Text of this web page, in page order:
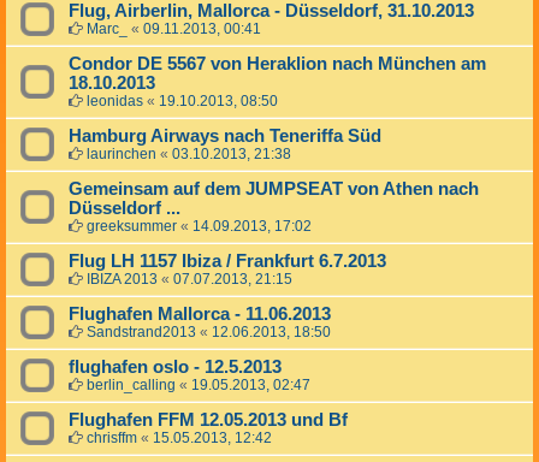
Flug, Airberlin, Mallorca - Düsseldorf, 31.10.2013
Marc_ « 09.11.2013, 00:41
Condor DE 5567 von Heraklion nach München am
18.10.2013
leonidas « 19.10.2013, 08:50
Hamburg Airways nach Teneriffa Süd
laurinchen « 03.10.2013, 21:38
Gemeinsam auf dem JUMPSEAT von Athen nach
Düsseldorf ...
greeksummer « 14.09.2013, 17:02
Flug LH 1157 Ibiza / Frankfurt 6.7.2013
IBIZA 2013 « 07.07.2013, 21:15
Flughafen Mallorca - 11.06.2013
Sandstrand2013 « 12.06.2013, 18:50
flughafen oslo - 12.5.2013
berlin_calling « 19.05.2013, 02:47
Flughafen FFM 12.05.2013 und Bf
chrisffm « 15.05.2013, 12:42